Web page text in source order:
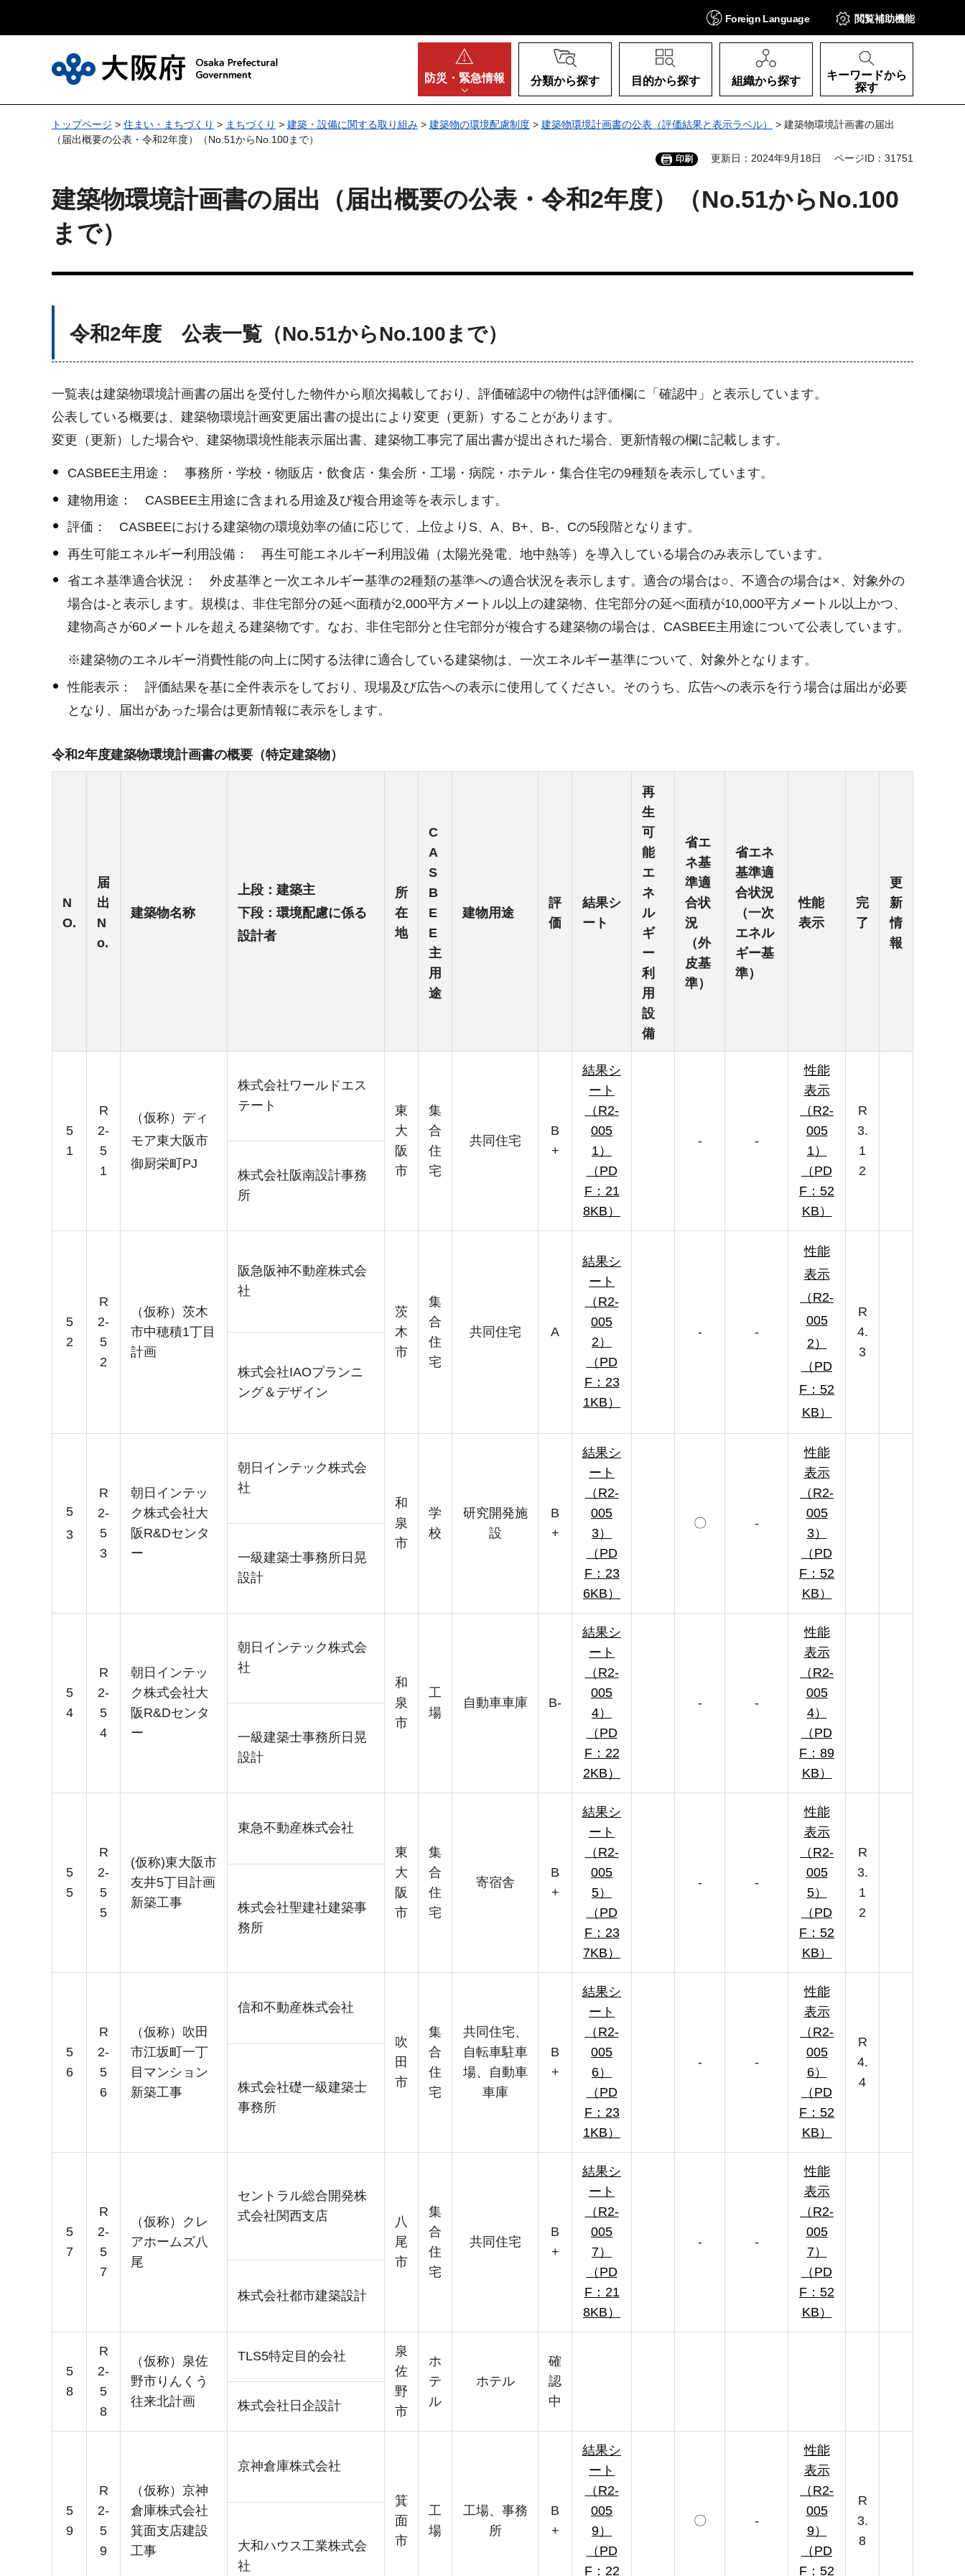
Foreign Language 閲覧補助機能
防災・ 緊急情報 分類から探す 目的から探す 組織から探す
キーワードから
探す
トップページ > 住まい・まちづくり > まちづくり > 建築・設備に関する取り組み > 建築物の環境配慮制度 > 建築物環境計画書の公表（評価結果と表示ラベル）
> 建築物環境計画書の届出
（届出概要の公表・令和2年度）（No.51からNo.100まで）
印刷 更新日：2024年9月18日 ページID：31751
建築物環境計画書の届出（届出概要の公表・令和2年度）（No.51からNo.100
まで）
令和2年度 公表一覧（No.51からNo.100まで）
一覧表は建築物環境計画書の届出を受付した物件から順次掲載しており、評価確認中の物件は評価欄に「確認中」と表示しています。
公表している概要は、建築物環境計画変更届出書の提出により変更（更新）することがあります。
変更（更新）した場合や、建築物環境性能表示届出書、建築物工事完了届出書が提出された場合、更新情報の欄に記載します。
CASBEE主用途： 事務所・学校・物販店・飲食店・集会所・工場・病院・ホテル・集合住宅の9種類を表示しています。
建物用途： CASBEE主用途に含まれる用途及び複合用途等を表示します。
評価： CASBEEにおける建築物の環境効率の値に応じて、上位よりS、A、B+、B-、Cの5段階となります。
再生可能エネルギー利用設備： 再生可能エネルギー利用設備（太陽光発電、地中熱等）を導入している場合のみ表示しています。
省エネ基準適合状況： 外皮基準と一次エネルギー基準の2種類の基準への適合状況を表示します。適合の場合は○、不適合の場合は×、対象外の
場合は-と表示します。規模は、非住宅部分の延べ面積が2,000平方メートル以上の建築物、住宅部分の延べ面積が10,000平方メートル以上かつ、
建物高さが60メートルを超える建築物です。なお、非住宅部分と住宅部分が複合する建築物の場合は、CASBEE主用途について公表しています。
※建築物のエネルギー消費性能の向上に関する法律に適合している建築物は、一次エネルギー基準について、対象外となります。
性能表示： 評価結果を基に全件表示をしており、現場及び広告への表示に使用してください。そのうち、広告への表示を行う場合は届出が必要
となり、届出があった場合は更新情報に表示をします。
令和2年度建築物環境計画書の概要（特定建築物）
N
O.
届
出
N
o.
建築物名称
上段：建築主
下段：環境配慮に係る
設計者
所
在
地
C
A
S
B
E
E
主
用
途
建物用途
評
価
結果シ
ート
再
生
可
能
エ
ネ
ル
ギ
ー
利
用
設
備
省エ
ネ基
準適
合状
況
（外
皮基
準）
省エネ
基準適
合状況
（一次
エネル
ギー基
準）
性能
表示
完
了
更
新
情
報
5
1
R
2-
5
1
（仮称）ディ
モア東大阪市
御厨栄町PJ
株式会社ワールドエス
テート
東
大
阪
市
集
合
住
宅
共同住宅
B
+
結果シ
ート
（R2-
005
1）
（PD
F：21
8KB）
- -
性能
表示
（R2-
005
1）
（PD
F：52
KB）
R
3.
1
2
株式会社阪南設計事務
所
5
2
R
2-
5
2
（仮称）茨木
市中穂積1丁目
計画
阪急阪神不動産株式会
社
茨
木
市
集
合
住
宅
共同住宅 A
結果シ
ート
（R2-
005
2）
（PD
F：23
1KB）
- -
性能
表示
（R2-
005
2）
（PD
F：52
KB）
R
4.
3
株式会社IAOプランニ
ング＆デザイン
5
3
R
2-
5
3
朝日インテッ
ク株式会社大
阪R&Dセンタ
ー
朝日インテック株式会
社
和
泉
市
学
校
研究開発施
設
B
+
結果シ
ート
（R2-
005
3）
（PD
F：23
6KB）
〇 -
性能
表示
（R2-
005
3）
（PD
F：52
KB）
一級建築士事務所日晃
設計
5
4
R
2-
5
4
朝日インテッ
ク株式会社大
阪R&Dセンタ
ー
朝日インテック株式会
社
和
泉
市
工
場
自動車車庫 B-
結果シ
ート
（R2-
005
4）
（PD
F：22
2KB）
- -
性能
表示
（R2-
005
4）
（PD
F：89
KB）
一級建築士事務所日晃
設計
5
5
R
2-
5
5
(仮称)東大阪市
友井5丁目計画
新築工事
東急不動産株式会社
東
大
阪
市
集
合
住
宅
寄宿舎
B
+
結果シ
ート
（R2-
005
5）
（PD
F：23
7KB）
- -
性能
表示
（R2-
005
5）
（PD
F：52
KB）
R
3.
1
2
株式会社聖建社建築事
務所
5
6
R
2-
5
6
（仮称）吹田
市江坂町一丁
目マンション
新築工事
信和不動産株式会社
吹
田
市
集
合
住
宅
共同住宅、
自転車駐車
場、自動車
車庫
B
+
結果シ
ート
（R2-
005
6）
（PD
F：23
1KB）
- -
性能
表示
（R2-
005
6）
（PD
F：52
KB）
R
4.
4
株式会社礎一級建築士
事務所
5
7
R
2-
5
7
（仮称）クレ
アホームズ八
尾
セントラル総合開発株
式会社関西支店
八
尾
市
集
合
住
宅
共同住宅
B
+
結果シ
ート
（R2-
005
7）
（PD
F：21
8KB）
- -
性能
表示
（R2-
005
7）
（PD
F：52
KB）
株式会社都市建築設計
5
8
R
2-
5
8
（仮称）泉佐
野市りんくう
往来北計画
TLS5特定目的会社
泉
佐
野
市
ホ
テ
ル
ホテル
確
認
中
株式会社日企設計
5
9
R
2-
5
9
（仮称）京神
倉庫株式会社
箕面支店建設
工事
京神倉庫株式会社
箕
面
市
工
場
工場、事務
所
B
+
結果シ
ート
（R2-
005
9）
（PD
F：22
〇 -
性能
表示
（R2-
005
9）
（PD
F：52
R
3.
8
大和ハウス工業株式会
社